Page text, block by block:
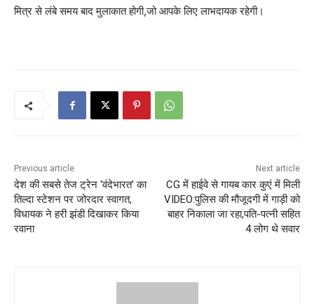
मित्र से लंबे समय बाद मुलाकात होगी,जो आपके लिए लाभदायक रहेगी।
Previous article
देश की सबसे तेज ट्रेन ‘वंदेभारत’ का
तिल्दा स्टेशन पर जोरदार स्वागत,
विधायक ने हरी झंडी दिखाकर किया
रवाना
Next article
CG में हाईवे से गायब कार कुएं में मिली
VIDEO:पुलिस की मौजूदगी में गाड़ी को
बाहर निकाला जा रहा,पति-पत्नी सहित
4 लोग थे सवार